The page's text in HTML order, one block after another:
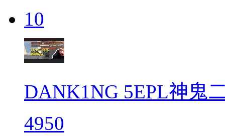
10
DANK1NG 5EPL神鬼
4950